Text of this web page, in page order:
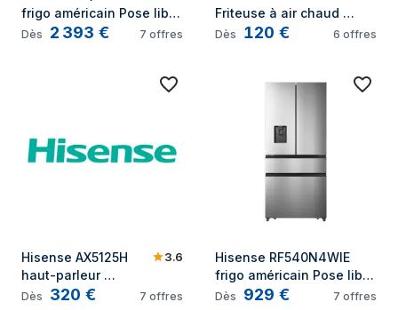
frigo américain Pose libre
577 L E Noir
Dès 2 393 € 7 offres
Friteuse à air chaud
Double 1700W Noir
Dès 120 € 6 offres
Hisense AX5125H
haut-parleur
soundbar Noir 5.1.2
3.6
Dès 320 € 7 offres
Hisense RF540N4WIE
frigo américain Pose libre
430 L E Acier inoxydable
Dès 929 € 7 offres